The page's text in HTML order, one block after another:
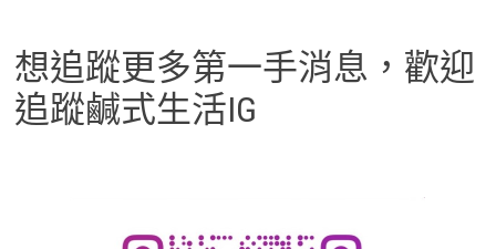
想追蹤更多第一手消息，歡迎
追蹤鹹式生活IG